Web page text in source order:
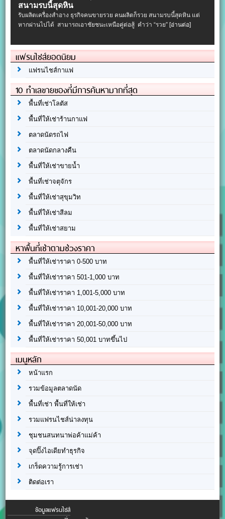
สนามรบนี้สุดหิน
รับผลิตเครื่องสําอาง ธุรกิจคนขายรวย คนผลิตก็รวย สนามรบนี้สุดหิน แต่
หากผ่านไปได้ สามารถเอาชัยชนะเหนือคู่ต่อสู้ คำว่า “รวย”[อ่านต่อ]
แฟรนไชส์ยอดนิยม
แฟรนไชส์กาแฟ
10 ทำเลขายของที่มีการค้นหามากที่สุด
พื้นที่เช่าโลตัส
พื้นที่ให้เช่าร้านกาแฟ
ตลาดนัดรถไฟ
ตลาดนัดกลางคืน
พื้นที่ให้เช่าขายน้ำ
พื้นที่เช่าจตุจักร
พื้นที่ให้เช่าสุขุมวิท
พื้นที่ให้เช่าสีลม
พื้นที่ให้เช่าสยาม
หาพื้นที่เช่าตามช่วงราคา
พื้นที่ให้เช่าราคา 0-500 บาท
พื้นที่ให้เช่าราคา 501-1,000 บาท
พื้นที่ให้เช่าราคา 1,001-5,000 บาท
พื้นที่ให้เช่าราคา 10,001-20,000 บาท
พื้นที่ให้เช่าราคา 20,001-50,000 บาท
พื้นที่ให้เช่าราคา 50,001 บาทขึ้นไป
เมนูหลัก
หน้าแรก
รวมข้อมูลตลาดนัด
พื้นที่เช่า พื้นที่ให้เช่า
รวมแฟรนไชส์น่าลงทุน
ชุมชนสนทนาพ่อค้าแม่ค้า
จุดปิ๊งไอเดียทำธุรกิจ
เกร็ดความรู้การเช่า
ติดต่อเรา
ข้อมูลแฟรนไชส์